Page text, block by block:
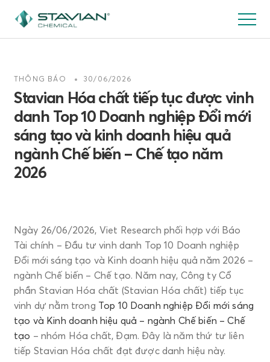
Nhảy
đến
nội
THÔNG BÁO 30/06/2026
Stavian Hóa chất tiếp tục được vinh
danh Top 10 Doanh nghiệp Đổi mới
sáng tạo và kinh doanh hiệu quả
ngành Chế biến – Chế tạo năm
2026
Ngày 26/06/2026, Viet Research phối hợp với Báo
Tài chính – Đầu tư vinh danh Top 10 Doanh nghiệp
Đổi mới sáng tạo và Kinh doanh hiệu quả năm 2026 –
ngành Chế biến – Chế tạo. Năm nay, Công ty Cổ
phần Stavian Hóa chất (Stavian Hóa chất) tiếp tục
vinh dự nằm trong Top 10 Doanh nghiệp Đổi mới sáng
tạo và Kinh doanh hiệu quả – ngành Chế biến – Chế
tạo – nhóm Hóa chất, Đạm. Đây là năm thứ tư liên
tiếp Stavian Hóa chất đạt được danh hiệu này.